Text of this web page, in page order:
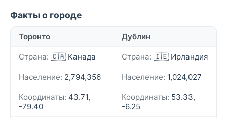
Факты о городе
Торонто Дублин
Страна: 🇨🇦 Канада Страна: 🇮🇪 Ирландия
Население: 2,794,356 Население: 1,024,027
Координаты: 43.71,
-79.40
Координаты: 53.33,
-6.25